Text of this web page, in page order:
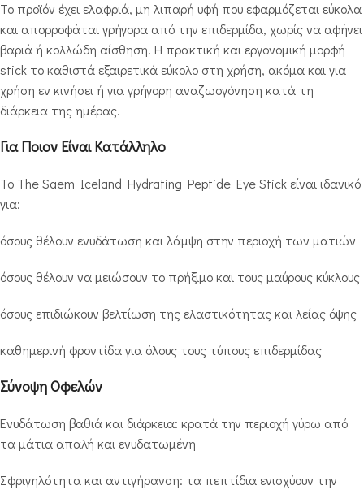
Το προϊόν έχει ελαφριά, μη λιπαρή υφή που εφαρμόζεται εύκολα
και απορροφάται γρήγορα από την επιδερμίδα, χωρίς να αφήνει
βαριά ή κολλώδη αίσθηση. Η πρακτική και εργονομική μορφή
stick το καθιστά εξαιρετικά εύκολο στη χρήση, ακόμα και για
χρήση εν κινήσει ή για γρήγορη αναζωογόνηση κατά τη
διάρκεια της ημέρας.
Για Ποιον Είναι Κατάλληλο
Το The Saem Iceland Hydrating Peptide Eye Stick είναι ιδανικό
για:
όσους θέλουν ενυδάτωση και λάμψη στην περιοχή των ματιών
όσους θέλουν να μειώσουν το πρήξιμο και τους μαύρους κύκλους
όσους επιδιώκουν βελτίωση της ελαστικότητας και λείας όψης
καθημερινή φροντίδα για όλους τους τύπους επιδερμίδας
Σύνοψη Οφελών
Ενυδάτωση βαθιά και διάρκεια: κρατά την περιοχή γύρω από
τα μάτια απαλή και ενυδατωμένη
Σφριγηλότητα και αντιγήρανση: τα πεπτίδια ενισχύουν την